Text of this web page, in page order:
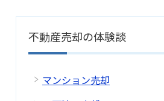
不動産売却の体験談
マンション売却